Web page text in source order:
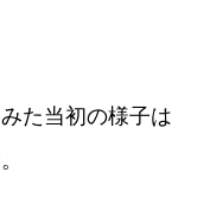
た当初の様子は